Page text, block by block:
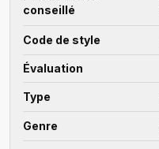
conseillé
Code de style
Évaluation
Type
Genre